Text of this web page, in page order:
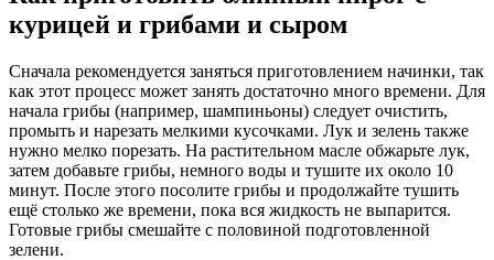
курицей и грибами и сыром
Сначала рекомендуется заняться приготовлением начинки, так
как этот процесс может занять достаточно много времени. Для
начала грибы (например, шампиньоны) следует очистить,
промыть и нарезать мелкими кусочками. Лук и зелень также
нужно мелко порезать. На растительном масле обжарьте лук,
затем добавьте грибы, немного воды и тушите их около 10
минут. После этого посолите грибы и продолжайте тушить
ещё столько же времени, пока вся жидкость не выпарится.
Готовые грибы смешайте с половиной подготовленной
зелени.